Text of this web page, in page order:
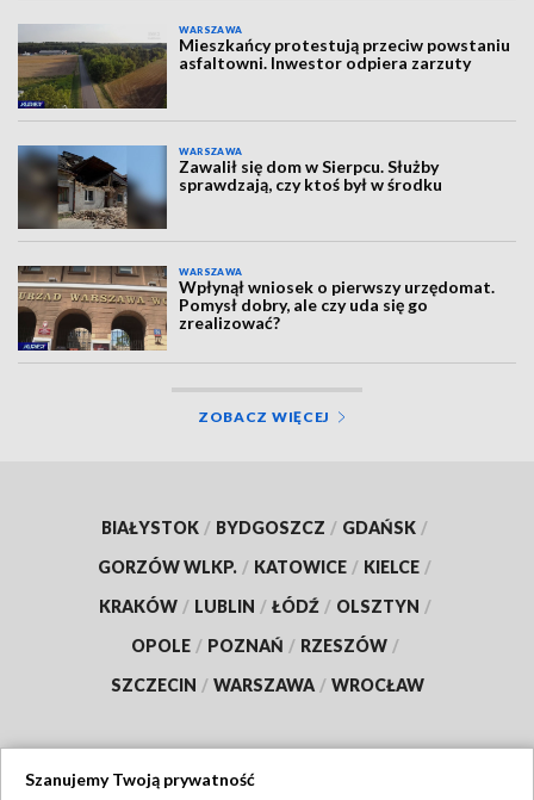
WARSZAWA
Mieszkańcy protestują przeciw powstaniu
asfaltowni. Inwestor odpiera zarzuty
WARSZAWA
Zawalił się dom w Sierpcu. Służby
sprawdzają, czy ktoś był w środku
WARSZAWA
Wpłynął wniosek o pierwszy urzędomat.
Pomysł dobry, ale czy uda się go
zrealizować?
ZOBACZ WIĘCEJ
BIAŁYSTOK / BYDGOSZCZ / GDAŃSK /
GORZÓW WLKP. / KATOWICE / KIELCE /
KRAKÓW / LUBLIN / ŁÓDŹ / OLSZTYN /
OPOLE / POZNAŃ / RZESZÓW /
SZCZECIN / WARSZAWA / WROCŁAW
Szanujemy Twoją prywatność